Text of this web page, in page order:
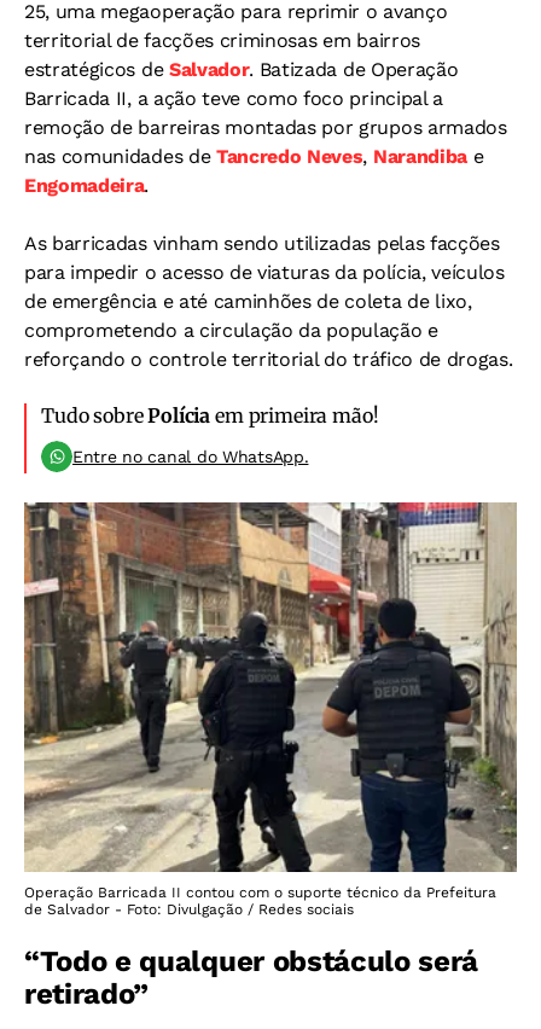
25, uma megaoperação para reprimir o avanço
territorial de facções criminosas em bairros
estratégicos de Salvador. Batizada de Operação
Barricada II, a ação teve como foco principal a
remoção de barreiras montadas por grupos armados
nas comunidades de Tancredo Neves, Narandibae
Engomadeira.
As barricadas vinham sendo utilizadas pelas facções
para impedir o acesso de viaturas da polícia, veículos
de emergência e até caminhões de coleta de lixo,
comprometendo a circulação da população e
reforçando o controle territorial do tráfico de drogas.
Tudo sobrePolícia em primeira mão!
Entre no canal do WhatsApp.
Operação Barricada II contou com o suporte técnico da Prefeitura
de Salvador - Foto: Divulgação / Redes sociais
“Todo e qualquer obstáculo será
retirado”